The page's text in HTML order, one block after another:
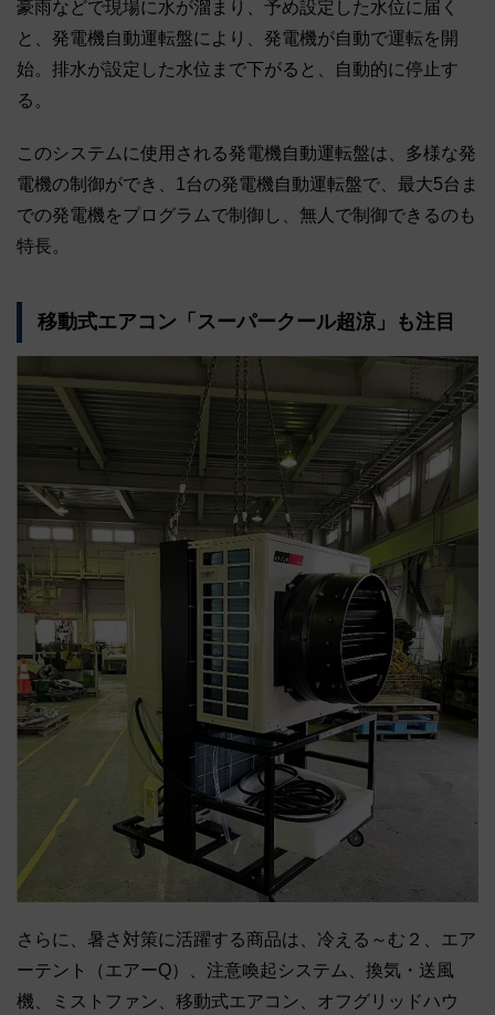
豪雨などで現場に水が溜まり、予め設定した水位に届く
と、発電機自動運転盤により、発電機が自動で運転を開
始。排水が設定した水位まで下がると、自動的に停止す
る。
このシステムに使用される発電機自動運転盤は、多様な発
電機の制御ができ、1台の発電機自動運転盤で、最大5台ま
での発電機をプログラムで制御し、無人で制御できるのも
特長。
移動式エアコン「スーパークール超涼」も注目
さらに、暑さ対策に活躍する商品は、冷える～む２、エア
ーテント（エアーQ）、注意喚起システム、換気・送風
機、ミストファン、移動式エアコン、オフグリッドハウ